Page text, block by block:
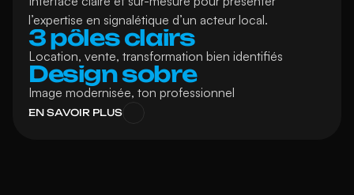
l’expertise en signalétique d’un acteur local.
3 pôles clairs
Location, vente, transformation bien identifiés
Design sobre
Image modernisée, ton professionnel
EN SAVOIR PLUS